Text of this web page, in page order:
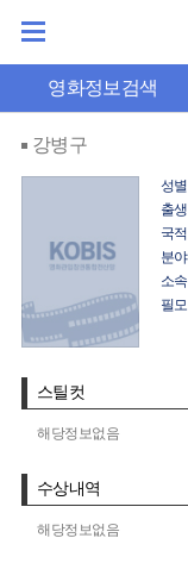
영화정보검색
강병구
성별
출생
국적
분야
소속
필
스틸컷
해당정보없음
수상내역
해당정보없음